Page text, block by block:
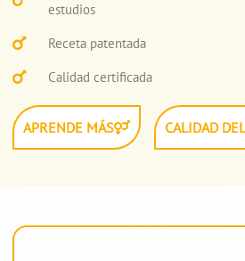
estudios
Receta patentada
Calidad certificada
APRENDE MÁS CALIDAD